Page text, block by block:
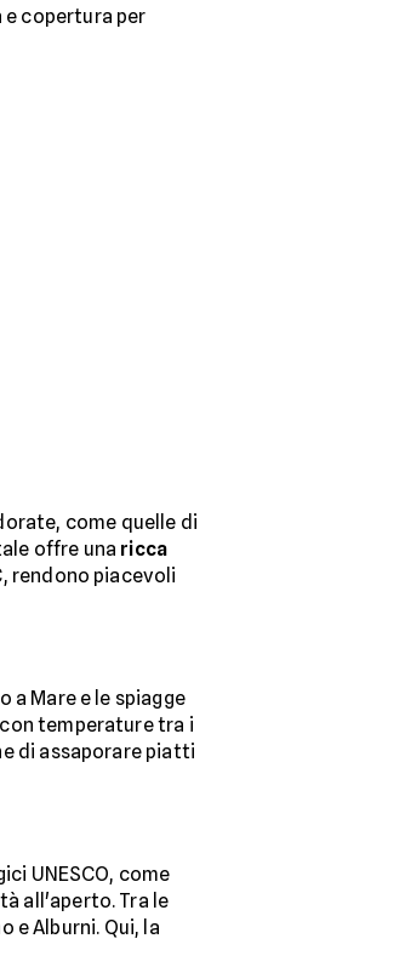
copertura per
come quelle di
offre una ricca
rendono piacevoli
a Mare e le spiagge
temperature tra i
di assaporare piatti
UNESCO, come
all'aperto. Tra le
e Alburni. Qui, la